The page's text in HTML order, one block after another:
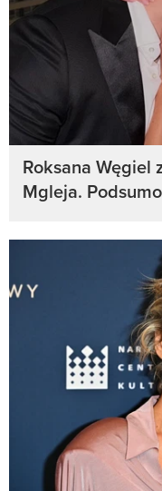
Roksana Węgiel
Mgleja.